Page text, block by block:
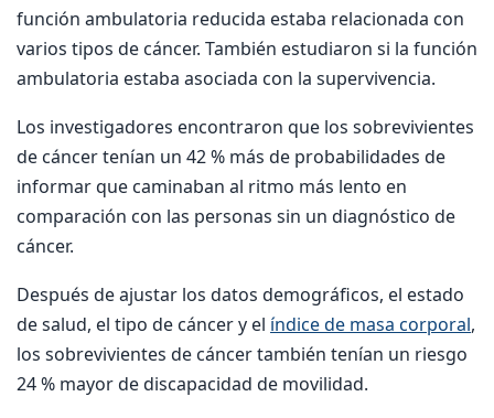
función ambulatoria reducida estaba relacionada con
varios tipos de cáncer. También estudiaron si la función
ambulatoria estaba asociada con la supervivencia.
Los investigadores encontraron que los sobrevivientes
de cáncer tenían un 42 % más de probabilidades de
informar que caminaban al ritmo más lento en
comparación con las personas sin un diagnóstico de
cáncer.
Después de ajustar los datos demográficos, el estado
de salud, el tipo de cáncer y el índice de masa corporal,
los sobrevivientes de cáncer también tenían un riesgo
24 % mayor de discapacidad de movilidad.